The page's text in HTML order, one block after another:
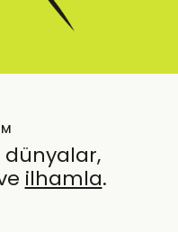
dünyalar,
veö.